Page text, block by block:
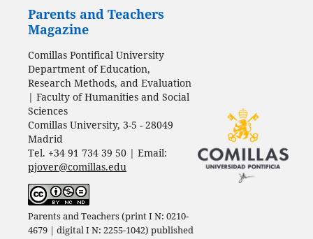
Parents and Teachers
Magazine
Comillas Pontifical University
Department of Education,
Research Methods, and Evaluation
| Faculty of Humanities and Social
Sciences
Comillas University, 3-5 - 28049
Madrid
Tel. +34 91 734 39 50 | Email:
pjover@comillas.edu
Parents and Teachers (print I N: 0210-
4679 | digital I N: 2255-1042) published